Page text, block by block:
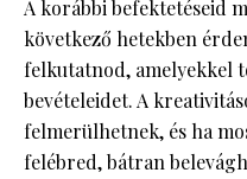
A korábbi befektetéseid
következő hetekben
felkutatnod, amelyekkel
bevételeidet. A
felmerülhetnek, és ha
felébred, bátran